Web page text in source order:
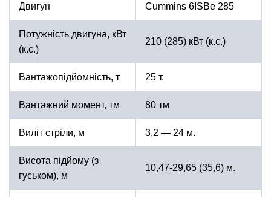
Двигун Cummins 6ISBe 285
Потужність двигуна, кВт
(к.с.)
210 (285) кВт (к.с.)
Вантажопідйомність, т 25 т.
Вантажний момент, тм 80 тм
Виліт стріли, м 3,2 — 24 м.
Висота підйому (з
гуськом), м
10,47-29,65 (35,6) м.